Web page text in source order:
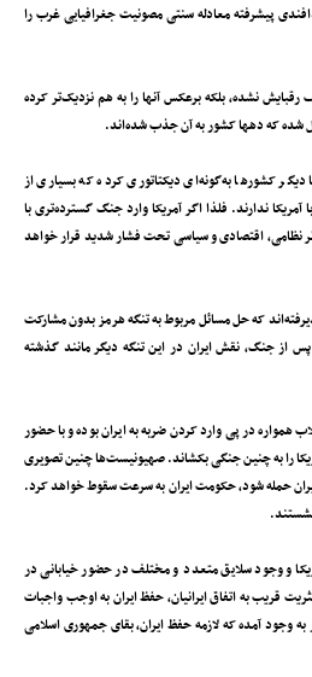
پیشرفته معادله سنتی مصونیت جغرافیایی غرب را
نشده، بلکه برعکس آنها را به هم نزدیک‌تر کرده
شده که دهها کشور به آن جذب شده‌اند.
کشورها به‌گونه‌ای دیکتاتوری کرده که بسیاری از
ندارند. فلذا اگر آمریکا وارد جنگ گسترده‌تری با
نظامی، اقتصادی و سیاسی تحت فشار شدید قرار خواهد
که حل مسائل مربوط به تنگه هرمز بدون مشارکت
از جنگ، نقش ایران در این تنگه دیگر مانند گذشته
همواره در پی وارد کردن ضربه به ایران بوده و با حضور
را به چنین جنگی بکشاند. صهیونیست‌ها چنین تصویری
حمله شود، حکومت ایران به سرعت سقوط خواهد کرد.
و وجود سلایق متعدد و مختلف در حضور خیابانی در
قریب به اتفاق ایرانیان، حفظ ایران به اوجب واجبات
وجود آمده که لازمه حفظ ایران، بقای جمهوری اسلامی